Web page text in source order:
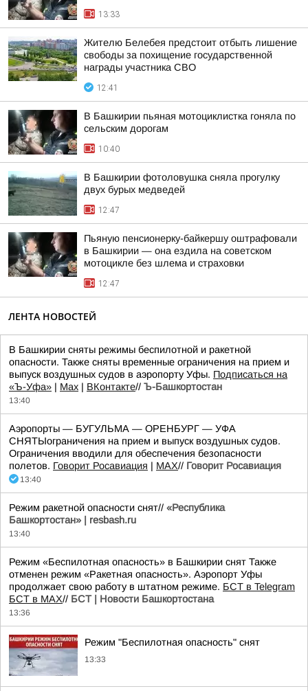
13:33
Жителю Белебея предстоит отбыть лишение
свободы за похищение государственной
награды участника СВО
12:41
В Башкирии пьяная мотоциклистка гоняла по
сельским дорогам
10:40
В Башкирии фотоловушка сняла прогулку
двух бурых медведей
12:47
Пьяную пенсионерку-байкершу оштрафовали
в Башкирии — она ездила на советском
мотоцикле без шлема и страховки
12:47
ЛЕНТА НОВОСТЕЙ
В Башкирии сняты режимы беспилотной и ракетной
опасности. Также сняты временные ограничения на прием и
выпуск воздушных судов в аэропорту Уфы. Подписаться на
«Ъ-Уфа» | Max | ВКонтакте// Ъ-Башкортостан
13:40
Аэропорты — БУГУЛЬМА — ОРЕНБУРГ — УФА
СНЯТЫограничения на прием и выпуск воздушных судов.
Ограничения вводили для обеспечения безопасности
полетов. Говорит Росавиация | MАХ// Говорит Росавиация
13:40
Режим ракетной опасности снят// «Республика
Башкортостан» | resbash.ru
13:40
Режим «Беспилотная опасность» в Башкирии снят Также
отменен режим «Ракетная опасность». Аэропорт Уфы
продолжает свою работу в штатном режиме. БСТ в Telegram
БСТ в МАХ// БСТ | Новости Башкортостана
13:36
Режим "Беспилотная опасность" снят
13:33